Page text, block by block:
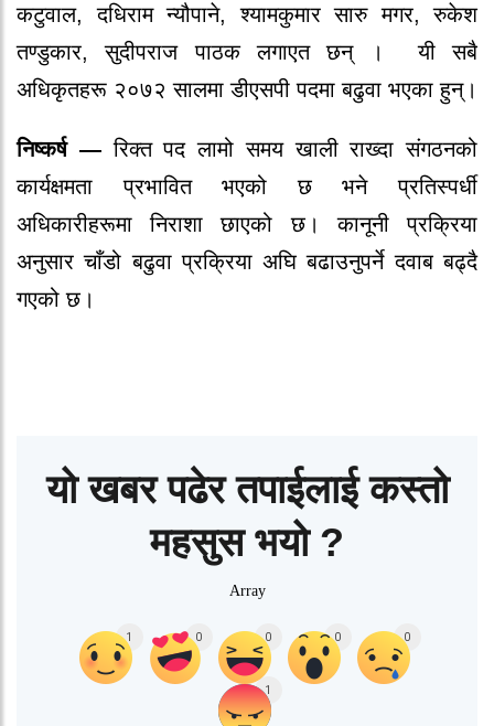
कटुवाल, दधिराम न्यौपाने, श्यामकुमार सारु मगर, रुकेश
तण्डुकार, सुदीपराज पाठक लगाएत छन् । यी सबै
अधिकृतहरू २०७२ सालमा डीएसपी पदमा बढुवा भएका हुन्।
निष्कर्ष —रिक्त पद लामो समय खाली राख्दा संगठनको
कार्यक्षमता प्रभावित भएको छ भने प्रतिस्पर्धी
अधिकारीहरूमा निराशा छाएको छ। कानूनी प्रक्रिया
अनुसार चाँडो बढुवा प्रक्रिया अघि बढाउनुपर्ने दवाब बढ्दै
गएको छ।
यो खबर पढेर तपाईलाई कस्तो
महसुस भयो ?
Array
1 0 0 0 0
1